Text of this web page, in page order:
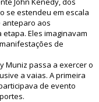
se estendeu em escala
anteparo aos
Eles imaginavam
de
Muniz passa a exercer o
a vaias. A primeira
de evento